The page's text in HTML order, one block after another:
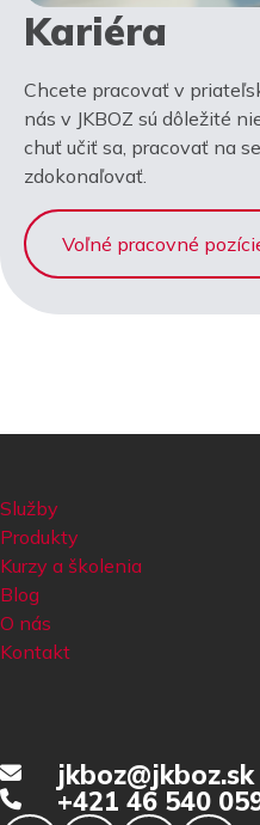
Kariéra
Chcete pracovať v
nás v JKBOZ sú dôležité
chuť učiť sa, pracovať na
zdokonaľovať.
Voľné pracovné
Služby
Produkty
Kurzy a školenia
Blog
O nás
Kontakt
jkboz@jkboz.sk
+421 46 540